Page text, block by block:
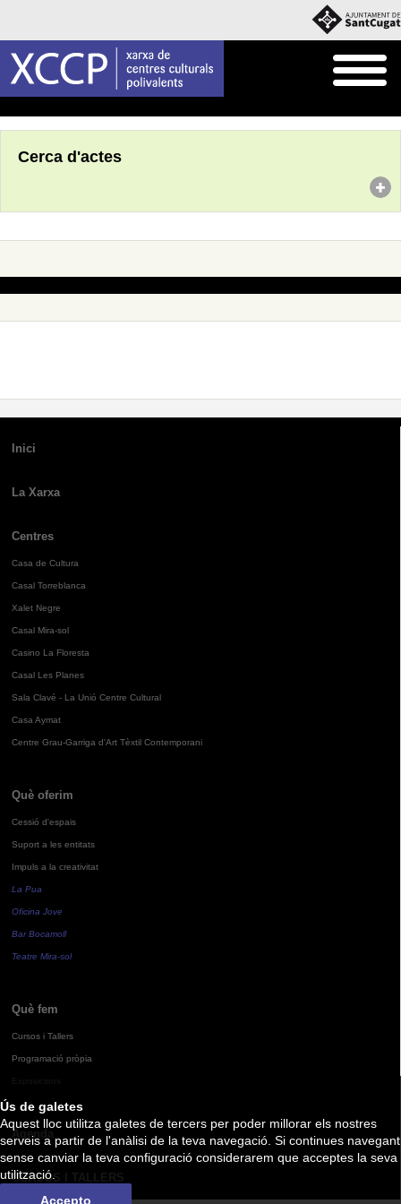
Ús de galetes
Aquest lloc utilitza galetes de tercers per poder millorar els nostres
serveis a partir de l'anàlisi de la teva navegació. Si continues navegant
sense canviar la teva configuració considerarem que acceptes la seva
utilització.
Accepto
Cerca d'actes
Inici
La Xarxa
Centres
Casa de Cultura
Casal Torreblanca
Xalet Negre
Casal Mira-sol
Casino La Floresta
Casal Les Planes
Sala Clavé - La Unió Centre Cultural
Casa Aymat
Centre Grau-Garriga d'Art Tèxtil Contemporani
Què oferim
Cessió d'espais
Suport a les entitats
Impuls a la creativitat
La Pua
Oficina Jove
Bar Bocamoll
Teatre Mira-sol
Què fem
Cursos i Tallers
Programació pròpia
Agenda
CURSOS I TALLERS